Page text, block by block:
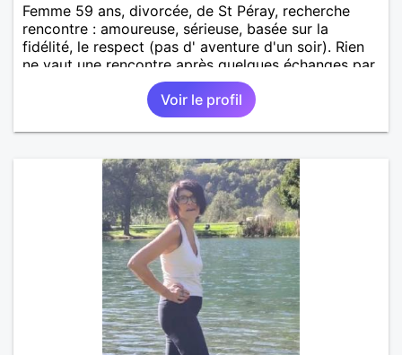
Femme 59 ans, divorcée, de St Péray, recherche
rencontre : amoureuse, sérieuse, basée sur la
fidélité, le respect (pas d' aventure d'un soir). Rien
ne vaut une rencontre après quelques échanges par
messages pour savoir si il y a un feeling entre les
deux et le désir de se revoir. Au plaisir de se
Voir le profil